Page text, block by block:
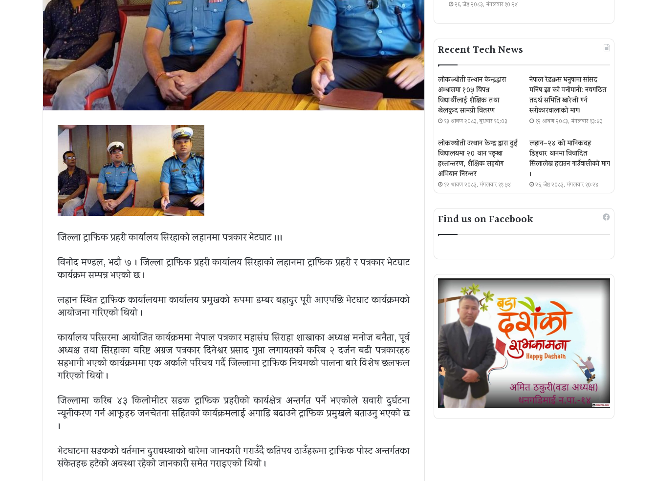
जिल्ला ट्राफिक प्रहरी कार्यालय सिरहाकाे लहानमा पत्रकार भेटघाट ।।।
विनोद मण्डल, भदौ ७ । जिल्ला ट्राफिक प्रहरी कार्यालय सिरहाको लहानमा ट्राफिक प्रहरी र पत्रकार भेटघाट
कार्यक्रम सम्पन्न भएको छ ।
लहान स्थित ट्राफिक कार्यालयमा कार्यालय प्रमुखको रूपमा डम्बर बहादुर पूरी आएपछि भेटघाट कार्यक्रमको
आयोजना गरिएको थियो ।
कार्यालय परिसरमा आयोजित कार्यक्रममा नेपाल पत्रकार महासंघ सिराहा शाखाका अध्यक्ष मनोज बनैता, पूर्व
अध्यक्ष तथा सिरहाका वरिष्ट अग्रज पत्रकार दिनेश्वर प्रसाद गुप्ता लगायतको करिब २ दर्जन बढी पत्रकारहरु
सहभागी भएको कार्यक्रममा एक अर्काले परिचय गर्दै जिल्लामा ट्राफिक नियमको पालना बारे विशेष छलफल
गरिएको थियो ।
जिल्लामा करिब ४३ किलोमीटर सडक ट्राफिक प्रहरीको कार्यक्षेत्र अन्तर्गत पर्ने भएकोले सवारी दुर्घटना
न्यूनीकरण गर्न आफूहरु जनचेतना सहितको कार्यक्रमलाई अगाडि बढाउने ट्राफिक प्रमुखले बताउनु भएको छ
।
भेटघाटमा सडकको वर्तमान दुराबस्थाको बारेमा जानकारी गराउँदै कतिपय ठाउँहरूमा ट्राफिक पोस्ट अन्तर्गतका
संकेतहरू हटेको अवस्था रहेको जानकारी समेत गराइएको थियो ।
२६ जेष्ठ २०८३, मंगलवार १०:२४
Recent Tech News
लोकज्योती उत्थान केन्द्रद्वारा
अम्बासमा १०५ विपन्न
विद्यार्थीलाई शैक्षिक तथा
खेलकुद सामग्री वितरण
१३ श्रावण २०८३, बुधबार १६:०३
नेपाल रेडक्रस धनुषामा सांसद
मनिष झा को मनोमानी: नवगठित
तदर्थ समिति खारेजी गर्न
सरोकारवालाको माग।
१२ श्रावण २०८३, मंगलवार १३:५३
लोकज्योती उत्थान केन्द्र द्वारा दुई
विद्यालयमा २० थान पङ्खा
हस्तान्तरण, शैक्षिक सहयोग
अभियान निरन्तर
१२ श्रावण २०८३, मंगलवार ११:५४
लहान–२४ को मानिकदह
डिहवार थानमा विवादित
सिलालेख हटाउन गाउँवासीको माग
।
२६ जेष्ठ २०८३, मंगलवार १०:२४
Find us on Facebook